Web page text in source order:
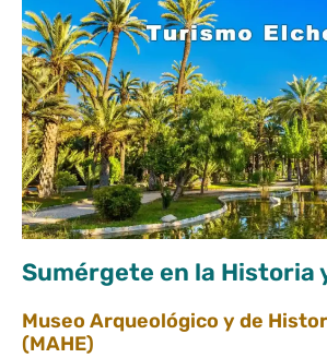
Sumérgete en la Historia
Museo Arqueológico y de
(MAHE)